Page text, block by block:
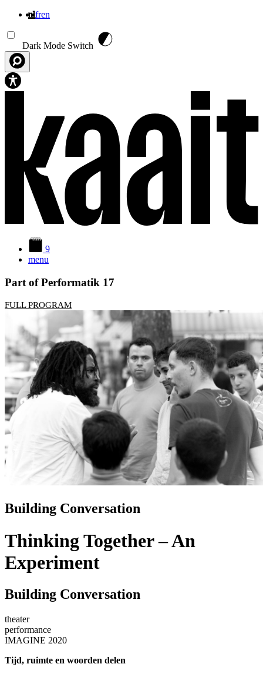
nlfren
Dark Mode Switch
9
menu
Part of Performatik 17
FULL PROGRAM
Building Conversation
Thinking Together – An
Experiment
Building Conversation
theater
performance
IMAGINE 2020
Tijd, ruimte en woorden delen